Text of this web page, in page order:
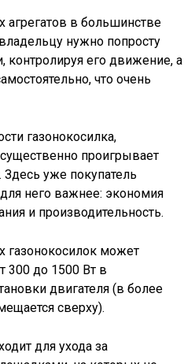
агрегатов в большинстве
нужно попросту
контролируя его движение, а
что очень
газонокосилка,
проигрывает
Здесь уже покупатель
него важнее: экономия
и производительность.
газонокосилок может
300 до 1500 Вт в
двигателя (в более
сверху).
для ухода за